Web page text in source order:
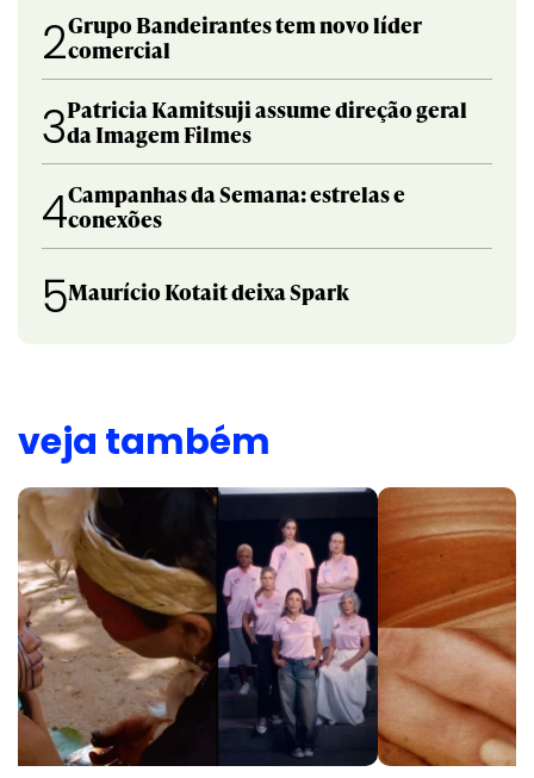
2Grupo Bandeirantes tem novo líder
comercial
3Patricia Kamitsuji assume direção geral
da Imagem Filmes
4Campanhas da Semana: estrelas e
conexões
5Maurício Kotait deixa Spark
veja também